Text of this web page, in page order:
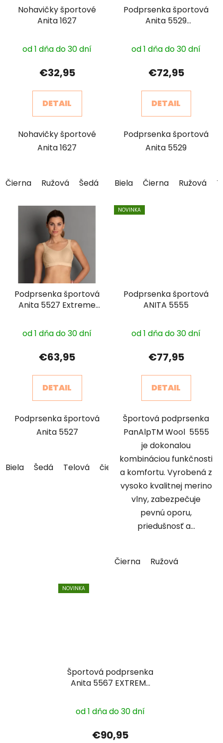
Nohavičky športové
Anita 1627
od 1 dňa do 30 dní
€32,95
DETAIL
Nohavičky športové
Anita 1627
Čierna Ružová Šedá
Podprsenka športová
Anita 5529
od 1 dňa do 30 dní
€72,95
DETAIL
Podprsenka športová
Anita 5529
Biela Čierna Ružová
Podprsenka športová
Anita 5527 Extreme
hodnotenie
produktu
je
3,0
z
hviezdičiek.
od 1 dňa do 30 dní
€63,95
DETAIL
Podprsenka športová
Anita 5527
Biela Šedá Telová čiernozlatá Arkade
NOVINKA
Podprsenka športová
ANITA 5555
od 1 dňa do 30 dní
€77,95
DETAIL
Športová podprsenka
PanAlpTM Wool 5555
je dokonalou
kombináciou funkčnosti
a komfortu. Vyrobená z
vysoko kvalitnej merino
vlny, zabezpečuje
pevnú oporu,
priedušnosť a...
Čierna Ružová
NOVINKA
Športová podprsenka
Anita 5567 EXTREME
od 1 dňa do 30 dní
€90,95